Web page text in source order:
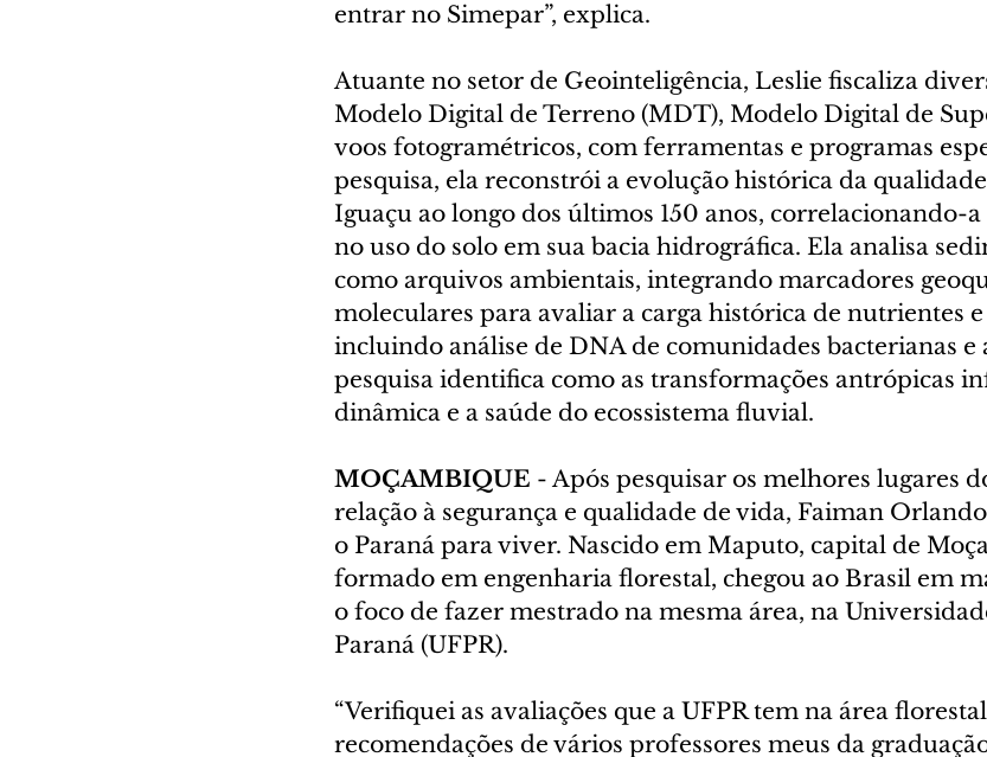
entrar no Simepar”, explica.
Atuante no setor de Geointeligência, Leslie fiscaliza
Modelo Digital de Terreno (MDT), Modelo Digital de
voos fotogramétricos, com ferramentas e programas
pesquisa, ela reconstrói a evolução histórica da
Iguaçu ao longo dos últimos 150 anos, correlacionando-a
no uso do solo em sua bacia hidrográfica. Ela analisa
como arquivos ambientais, integrando marcadores
moleculares para avaliar a carga histórica de nutrientes
incluindo análise de DNA de comunidades bacterianas e
pesquisa identifica como as transformações antrópicas
dinâmica e a saúde do ecossistema fluvial.
MOÇAMBIQUE - Após pesquisar os melhores lugares
relação à segurança e qualidade de vida, Faiman
o Paraná para viver. Nascido em Maputo, capital de
formado em engenharia florestal, chegou ao Brasil em
o foco de fazer mestrado na mesma área, na
Paraná (UFPR).
“Verifiquei as avaliações que a UFPR tem na área
recomendações de vários professores meus da